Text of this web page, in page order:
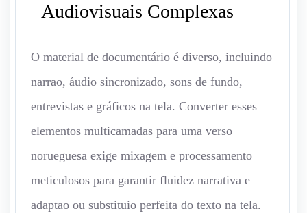
Audiovisuais Complexas
O material de documentário é diverso, incluindo
narrao, áudio sincronizado, sons de fundo,
entrevistas e gráficos na tela. Converter esses
elementos multicamadas para uma verso
norueguesa exige mixagem e processamento
meticulosos para garantir fluidez narrativa e
adaptao ou substituio perfeita do texto na tela.